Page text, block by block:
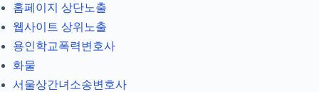
홈페이지 상단노출
웹사이트 상위노출
용인학교폭력변호사
화물
서울상간녀소송변호사